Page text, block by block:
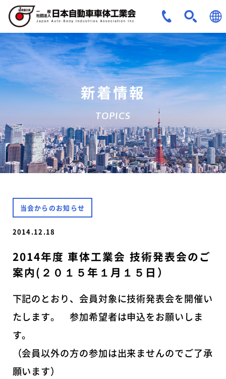
JPN
ENG
新着情報
TOPICS
当会からのお知らせ
2014.12.18
2014年度 車体工業会 技術発表会のご
案内(２０１５年１月１５日）
下記のとおり、会員対象に技術発表会を開催い
たします。 参加希望者は申込をお願いしま
す。
（会員以外の方の参加は出来ませんのでご了承
願います）